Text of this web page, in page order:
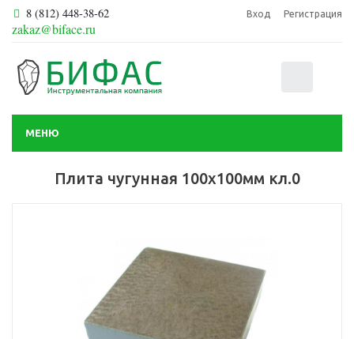
8 (812) 448-38-62
zakaz@biface.ru
Вход Регистрация
МЕНЮ
Плита чугунная 100х100мм кл.0